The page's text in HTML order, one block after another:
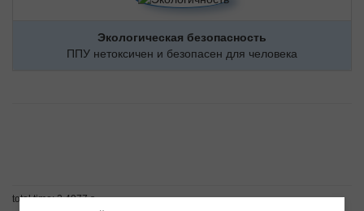
Экологическая безопасность
ППУ нетоксичен и безопасен для человека
total time: 2.4977 s